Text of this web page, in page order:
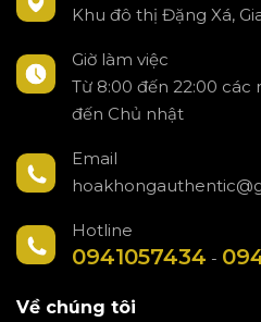
Khu đô thị Đặng Xá,
Giờ làm việc
Từ 8:00 đến 22:00
đến Chủ nhật
Email
Hotline
0941057434 -
Về chúng tôi